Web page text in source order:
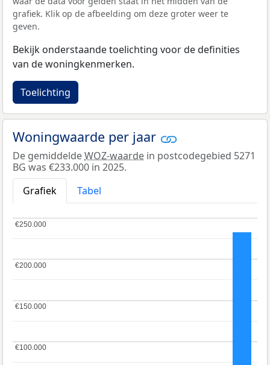
grafiek. Klik op de afbeelding om deze groter weer te
geven.
Bekijk onderstaande toelichting voor de definities
van de woningkenmerken.
Toelichting
Woningwaarde per jaar
De gemiddeldeWOZ-waarde in postcodegebied 5271
BG was €233.000 in 2025.
Grafiek
Tabel
€100.000
€100.000
€150.000
€150.000
€200.000
€200.000
€250.000
€250.000